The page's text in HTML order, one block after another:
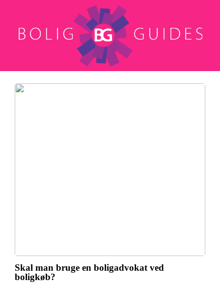
Skal man bruge en boligadvokat ved
boligkøb?